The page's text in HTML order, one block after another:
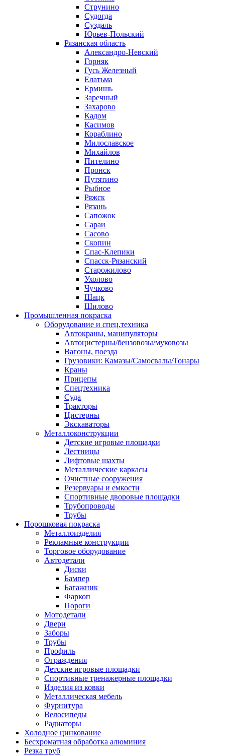
Струнино
Судогда
Суздаль
Юрьев-Польский
Рязанская область
Александро-Невский
Горняк
Гусь Железный
Елатьма
Ермишь
Заречный
Захарово
Кадом
Касимов
Кораблино
Милославское
Михайлов
Пителино
Пронск
Путятино
Рыбное
Ряжск
Рязань
Сапожок
Сараи
Сасово
Скопин
Спас-Клепики
Спасск-Рязанский
Старожилово
Ухолово
Чучково
Шацк
Шилово
Промышленная покраска
Оборудование и спец.техника
Автокраны, манипуляторы
Автоцистерны/бензовозы/муковозы
Вагоны, поезда
Грузовики: Камазы/Самосвалы/Тонары
Краны
Прицепы
Спецтехника
Суда
Тракторы
Цистерны
Экскаваторы
Металлоконструкции
Детские игровые площадки
Лестницы
Лифтовые шахты
Металлические каркасы
Очистные сооружения
Резервуары и емкости
Спортивные дворовые площадки
Трубопроводы
Трубы
Порошковая покраска
Металлоизделия
Рекламные конструкции
Торговое оборудование
Автодетали
Диски
Бампер
Багажник
Фаркоп
Пороги
Мотодетали
Двери
Заборы
Трубы
Профиль
Ограждения
Детские игровые площадки
Спортивные тренажерные площадки
Изделия из ковки
Металлическая мебель
Фурнитура
Велосипеды
Радиаторы
Холодное цинкование
Бесхроматная обработка алюминия
Резка труб